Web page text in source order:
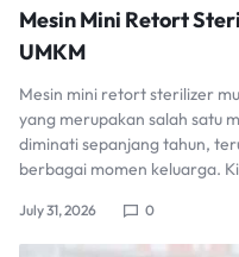
Mesin Mini Retort
UMKM
Mesin mini retort sterilizer
yang merupakan salah satu
diminati sepanjang tahun,
berbagai momen keluarga.
July 31, 2026 0